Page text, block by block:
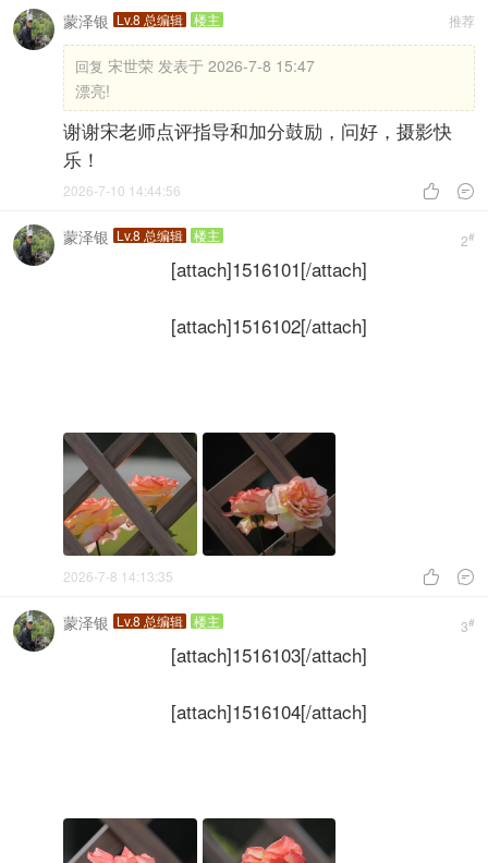
推荐
蒙泽银 Lv.8 总编辑 楼主
回复 宋世荣 发表于 2026-7-8 15:47
漂亮!
谢谢宋老师点评指导和加分鼓励，问好，摄影快
乐！
 
2026-7-10 14:44:56
2#
蒙泽银 Lv.8 总编辑 楼主
[attach]1516101[/attach]
[attach]1516102[/attach]
 
2026-7-8 14:13:35
3#
蒙泽银 Lv.8 总编辑 楼主
[attach]1516103[/attach]
[attach]1516104[/attach]